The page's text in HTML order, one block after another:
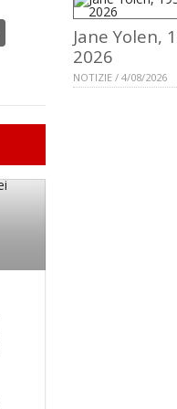
Jane Yolen,
2026
NOTIZIE / 4/08/2026